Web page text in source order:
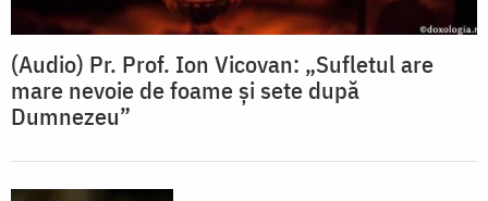
(Audio) Pr. Prof. Ion Vicovan: „Sufletul are
mare nevoie de foame și sete după
Dumnezeu”